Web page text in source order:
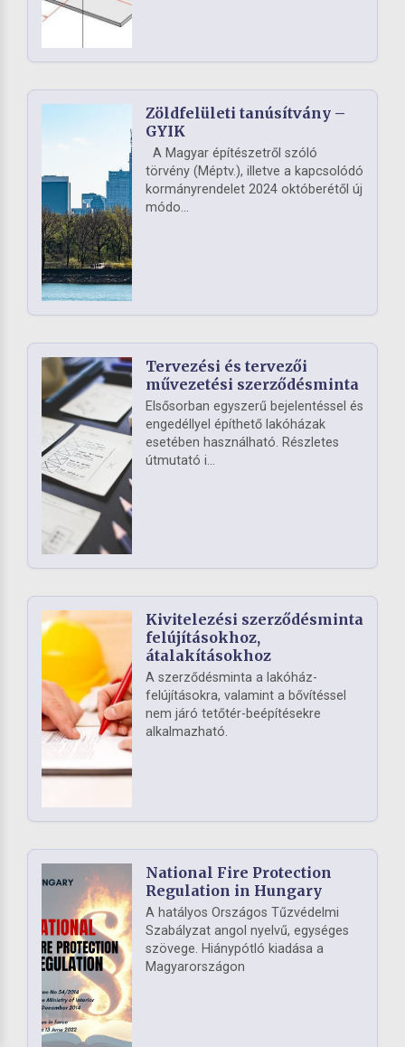
Zöldfelületi tanúsítvány –
GYIK
A Magyar építészetről szóló
törvény (Méptv.), illetve a kapcsolódó
kormányrendelet 2024 októberétől új
módo...
Tervezési és tervezői
művezetési szerződésminta
Elsősorban egyszerű bejelentéssel és
engedéllyel építhető lakóházak
esetében használható. Részletes
útmutató i...
Kivitelezési szerződésminta
felújításokhoz,
átalakításokhoz
A szerződésminta a lakóház-
felújításokra, valamint a bővítéssel
nem járó tetőtér-beépítésekre
alkalmazható.
National Fire Protection
Regulation in Hungary
A hatályos Országos Tűzvédelmi
Szabályzat angol nyelvű, egységes
szövege. Hiánypótló kiadása a
Magyarországon